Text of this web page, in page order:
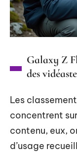
Galaxy Z
des
Les
concentrent
contenu, eux,
d’usage